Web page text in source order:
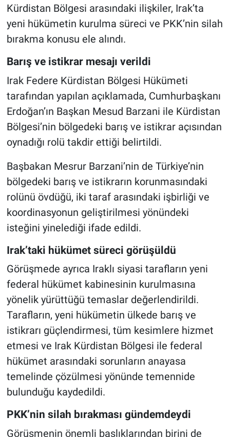
Kürdistan Bölgesi arasındaki ilişkiler, Irak’ta
yeni hükümetin kurulma süreci ve PKK’nin silah
bırakma konusu ele alındı.
Barış ve istikrar mesajı verildi
Irak Federe Kürdistan Bölgesi Hükümeti
tarafından yapılan açıklamada, Cumhurbaşkanı
Erdoğan’ın Başkan Mesud Barzani ile Kürdistan
Bölgesi’nin bölgedeki barış ve istikrar açısından
oynadığı rolü takdir ettiği belirtildi.
Başbakan Mesrur Barzani’nin de Türkiye’nin
bölgedeki barış ve istikrarın korunmasındaki
rolünü övdüğü, iki taraf arasındaki işbirliği ve
koordinasyonun geliştirilmesi yönündeki
isteğini yinelediği ifade edildi.
Irak’taki hükümet süreci görüşüldü
Görüşmede ayrıca Iraklı siyasi tarafların yeni
federal hükümet kabinesinin kurulmasına
yönelik yürüttüğü temaslar değerlendirildi.
Tarafların, yeni hükümetin ülkede barış ve
istikrarı güçlendirmesi, tüm kesimlere hizmet
etmesi ve Irak Kürdistan Bölgesi ile federal
hükümet arasındaki sorunların anayasa
temelinde çözülmesi yönünde temennide
bulunduğu kaydedildi.
PKK’nin silah bırakması gündemdeydi
Görüşmenin önemli başlıklarından birini de